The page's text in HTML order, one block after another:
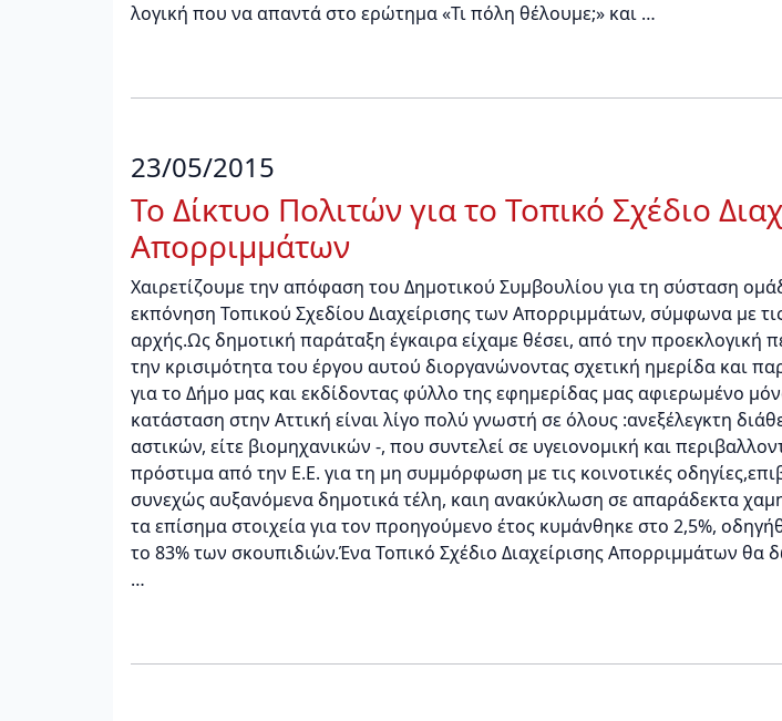
λογική που να απαντά στο ερώτημα «Τι πόλη θέλουμε;» και …
23/05/2015
Το Δίκτυο Πολιτών για το Τοπικό Σχέδιο
Απορριμμάτων
Χαιρετίζουμε την απόφαση του Δημοτικού Συμβουλίου για τη σύσταση
εκπόνηση Τοπικού Σχεδίου Διαχείρισης των Απορριμμάτων, σύμφωνα με
αρχής.Ως δημοτική παράταξη έγκαιρα είχαμε θέσει, από την προεκλογική
την κρισιμότητα του έργου αυτού διοργανώνοντας σχετική ημερίδα και
για το Δήμο μας και εκδίδοντας φύλλο της εφημερίδας μας αφιερωμένο
κατάσταση στην Αττική είναι λίγο πολύ γνωστή σε όλους :ανεξέλεγκτη
αστικών, είτε βιομηχανικών -, που συντελεί σε υγειονομική και
πρόστιμα από την Ε.Ε. για τη μη συμμόρφωση με τις κοινοτικές
συνεχώς αυξανόμενα δημοτικά τέλη, καιη ανακύκλωση σε απαράδεκτα
τα επίσημα στοιχεία για τον προηγούμενο έτος κυμάνθηκε στο 2,5%,
το 83% των σκουπιδιών.Ένα Τοπικό Σχέδιο Διαχείρισης Απορριμμάτων θα
…